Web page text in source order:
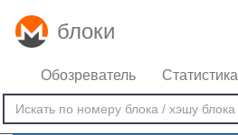
блоки
Обозреватель Статистика